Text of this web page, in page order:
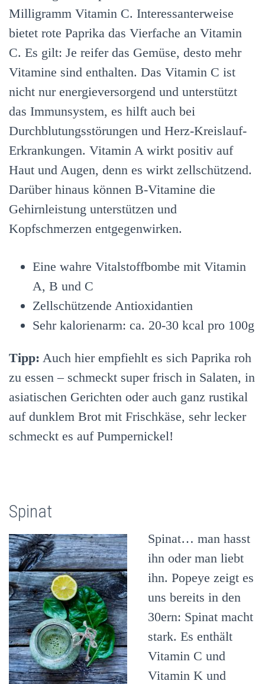
Milligramm Vitamin C. Interessanterweise
bietet rote Paprika das Vierfache an Vitamin
C. Es gilt: Je reifer das Gemüse, desto mehr
Vitamine sind enthalten. Das Vitamin C ist
nicht nur energieversorgend und unterstützt
das Immunsystem, es hilft auch bei
Durchblutungsstörungen und Herz-Kreislauf-
Erkrankungen. Vitamin A wirkt positiv auf
Haut und Augen, denn es wirkt zellschützend.
Darüber hinaus können B-Vitamine die
Gehirnleistung unterstützen und
Kopfschmerzen entgegenwirken.
Eine wahre Vitalstoffbombe mit Vitamin
A, B und C
Zellschützende Antioxidantien
Sehr kalorienarm: ca. 20-30 kcal pro 100g
Tipp: Auch hier empfiehlt es sich Paprika roh
zu essen – schmeckt super frisch in Salaten, in
asiatischen Gerichten oder auch ganz rustikal
auf dunklem Brot mit Frischkäse, sehr lecker
schmeckt es auf Pumpernickel!
Spinat
Spinat… man hasst
ihn oder man liebt
ihn. Popeye zeigt es
uns bereits in den
30ern: Spinat macht
stark. Es enthält
Vitamin C und
Vitamin K und